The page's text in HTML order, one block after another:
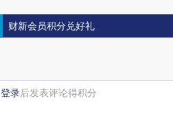
财新会员积分兑好礼
登录后发表评论得积分